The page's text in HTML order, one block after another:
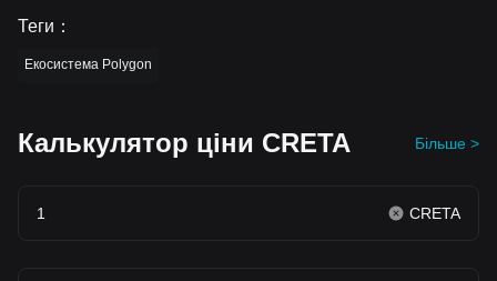
Теги ：
Екосистема Polygon
Калькулятор ціни CRETA Більше >
CRETA